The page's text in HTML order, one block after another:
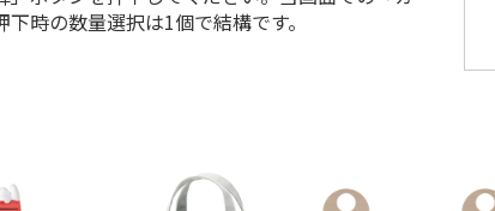
時の数量選択は1個で結構です。